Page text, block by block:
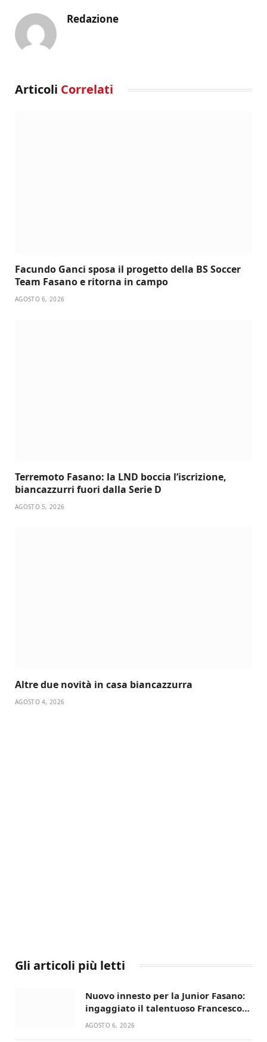
Redazione
Articoli Correlati
Facundo Ganci sposa il progetto della BS Soccer
Team Fasano e ritorna in campo
AGOSTO 6, 2026
Terremoto Fasano: la LND boccia l’iscrizione,
biancazzurri fuori dalla Serie D
AGOSTO 5, 2026
Altre due novità in casa biancazzurra
AGOSTO 4, 2026
Gli articoli più letti
Nuovo innesto per la Junior Fasano:
ingaggiato il talentuoso Francesco
Lupo Timini
AGOSTO 6, 2026